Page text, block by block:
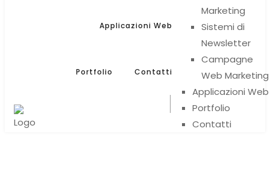
Applicazioni Web
Portfolio Contatti
Marketing
Sistemi di
Newsletter
Campagne
Web Marketing
Applicazioni Web
Portfolio
Contatti